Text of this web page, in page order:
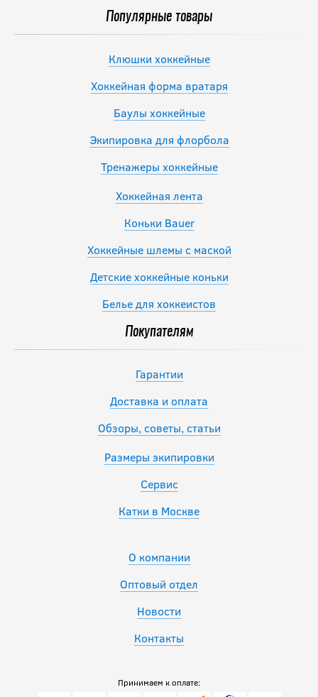
Популярные товары
Клюшки хоккейные
Хоккейная форма вратаря
Баулы хоккейные
Экипировка для флорбола
Тренажеры хоккейные
Хоккейная лента
Коньки Bauer
Хоккейные шлемы с маской
Детские хоккейные коньки
Белье для хоккеистов
Покупателям
Гарантии
Доставка и оплата
Обзоры, советы, статьи
Размеры экипировки
Сервис
Катки в Москве
О компании
Оптовый отдел
Новости
Контакты
Принимаем к оплате: